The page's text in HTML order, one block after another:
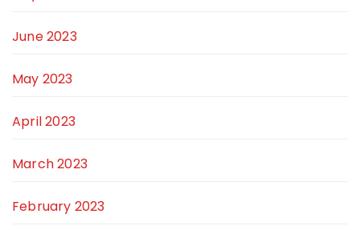
June 2023
May 2023
April 2023
March 2023
February 2023